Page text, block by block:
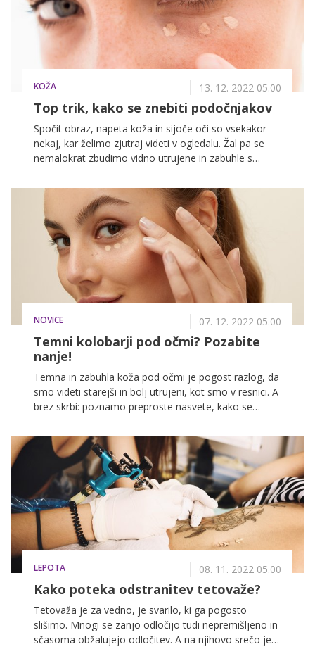
KOŽA 13. 12. 2022 05.00
Top trik, kako se znebiti podočnjakov
Spočit obraz, napeta koža in sijoče oči so vsekakor
nekaj, kar želimo zjutraj videti v ogledalu. Žal pa se
nemalokrat zbudimo vidno utrujene in zabuhle s
pogosta težava marsikatere predstavnice nežnejšega
spola, pojavijo pa se bodisi zaradi neprespanih oči
bodisi zaradi stresa, dehidracije, alergij ali drugih
zdravstvenih težav. Zaradi njih smo videti starejše in
bolj izčrpane, kot smo v resnici, zato ves čas iščemo
načine, kako bi se jih znebile ali vsaj omilile njihov
videz. Da bi jih za vedno izbrisale, je skoraj
nemogoče, obstaja pa kar nekaj načinov, kako se
izogniti utrujenim očem in ponovno doseči sijočo ter
mladostno kožo okoli oči.
NOVICE 07. 12. 2022 05.00
Temni kolobarji pod očmi? Pozabite
nanje!
Temna in zabuhla koža pod očmi je pogost razlog, da
smo videti starejši in bolj utrujeni, kot smo v resnici. A
brez skrbi: poznamo preproste nasvete, kako se
ponovno doseči sijočo, mladostno kožo okrog oči.
LEPOTA 08. 11. 2022 05.00
Kako poteka odstranitev tetovaže?
Tetovaža je za vedno, je svarilo, ki ga pogosto
slišimo. Mnogi se zanjo odločijo tudi nepremišljeno in
sčasoma obžalujejo odločitev. A na njihovo srečo je s